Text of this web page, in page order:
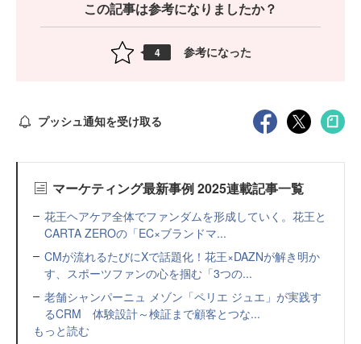
この記事は参考になりましたか？
4 参考になった
プッシュ通知を受け取る
マーケティング最新事例 2025連載記事一覧
花王ヘアケア全体でファンダムを形成していく。花王と
CARTA ZEROの「EC×ブランドマ...
CMが流れるたびにXで話題化！花王×DAZNが解き明か
す、スポーツファンの心を掴む「3つの...
老舗シャンパーニュ メゾン「ペリエ ジュエ」が実践す
るCRM 体験設計～検証まで顧客とつな...
もっと読む